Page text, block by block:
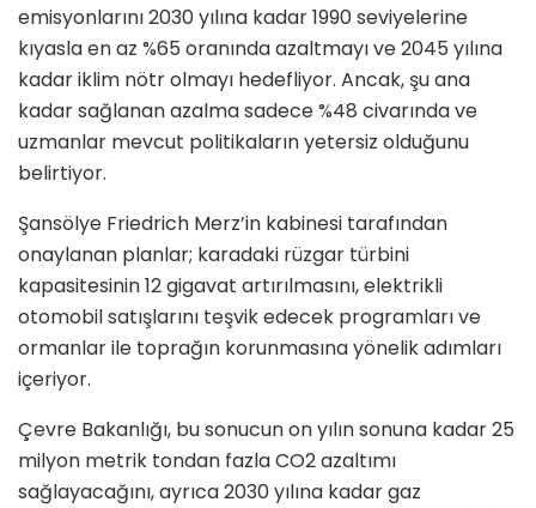
emisyonlarını 2030 yılına kadar 1990 seviyelerine
kıyasla en az %65 oranında azaltmayı ve 2045 yılına
kadar iklim nötr olmayı hedefliyor. Ancak, şu ana
kadar sağlanan azalma sadece %48 civarında ve
uzmanlar mevcut politikaların yetersiz olduğunu
belirtiyor.
Şansölye Friedrich Merz’in kabinesi tarafından
onaylanan planlar; karadaki rüzgar türbini
kapasitesinin 12 gigavat artırılmasını, elektrikli
otomobil satışlarını teşvik edecek programları ve
ormanlar ile toprağın korunmasına yönelik adımları
içeriyor.
Çevre Bakanlığı, bu sonucun on yılın sonuna kadar 25
milyon metrik tondan fazla CO2 azaltımı
sağlayacağını, ayrıca 2030 yılına kadar gaz